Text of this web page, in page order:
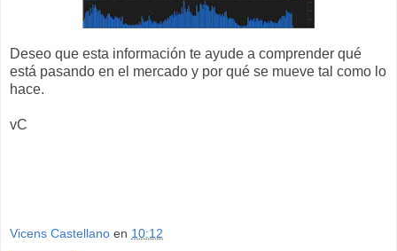
Deseo que esta información te ayude a comprender qué
está pasando en el mercado y por qué se mueve tal como lo
hace.
vC
Vicens Castellano en 10:12